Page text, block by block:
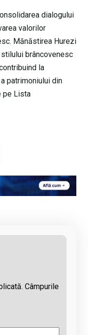
dialogului
valorilor
Mănăstirea Hurezi
brâncovenesc
la
patrimoniului din
pe Lista
Câmpurile